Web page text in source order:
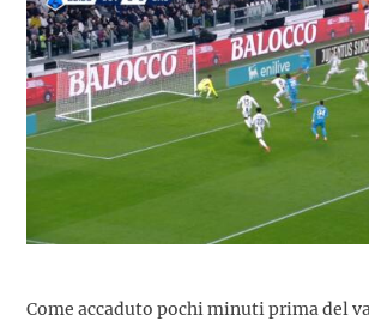
Come accaduto pochi minuti prima del